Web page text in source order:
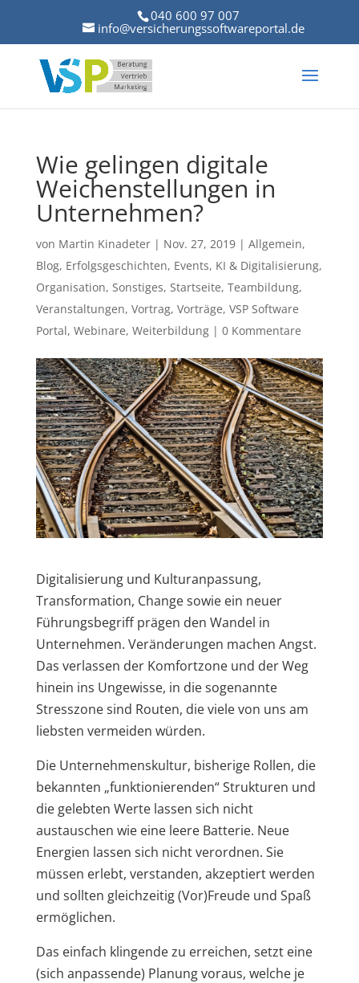
040 600 97 007
info@versicherungssoftwareportal.de
Wie gelingen digitale
Weichenstellungen in
Unternehmen?
von Martin Kinadeter| Nov. 27, 2019| Allgemein,
Blog, Erfolgsgeschichten, Events, KI & Digitalisierung,
Organisation, Sonstiges, Startseite, Teambildung,
Veranstaltungen, Vortrag, Vorträge, VSP Software
Portal, Webinare, Weiterbildung| 0 Kommentare
Digitalisierung und Kulturanpassung,
Transformation, Change sowie ein neuer
Führungsbegriff prägen den Wandel in
Unternehmen. Veränderungen machen Angst.
Das verlassen der Komfortzone und der Weg
hinein ins Ungewisse, in die sogenannte
Stresszone sind Routen, die viele von uns am
liebsten vermeiden würden.
Die Unternehmenskultur, bisherige Rollen, die
bekannten „funktionierenden“ Strukturen und
die gelebten Werte lassen sich nicht
austauschen wie eine leere Batterie. Neue
Energien lassen sich nicht verordnen. Sie
müssen erlebt, verstanden, akzeptiert werden
und sollten gleichzeitig (Vor)Freude und Spaß
ermöglichen.
Das einfach klingende zu erreichen, setzt eine
(sich anpassende) Planung voraus, welche je